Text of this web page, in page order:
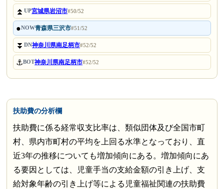
⏫UP宮城県岩沼市#50/52
●NOW青森県三沢市#51/52
⏬DN神奈川県南足柄市#52/52
⚓BOT神奈川県南足柄市#52/52
扶助費の分析欄
扶助費に係る経常収支比率は、類似団体及び全国市町
村、県内市町村の平均を上回る水準となっており、直
近3年の推移についても増加傾向にある。増加傾向にあ
る要因としては、児童手当の支給金額の引き上げ、支
給対象年齢の引き上げ等による児童福祉関連の扶助費